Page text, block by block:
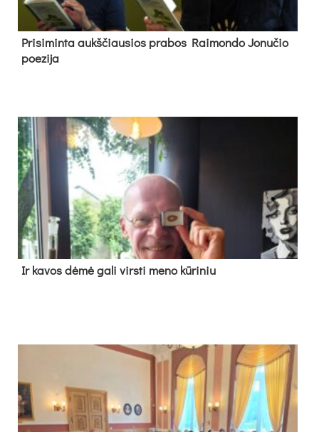
Pri­si­min­ta aukš­čiau­sios pra­bos Rai­mon­do Jo­nu­čio
poe­zi­ja
Ir ka­vos dė­mė ga­li virs­ti me­no kū­ri­niu